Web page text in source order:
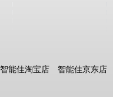
智能佳淘宝店 智能佳京东店